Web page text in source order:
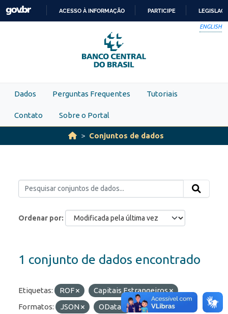
Skip to main content
PARA
O
CONTEÚDO
ACESSO À INFORMAÇÃO PARTICIPE
ENGLISH
Dados Perguntas Frequentes Tutoriais
Contato Sobre o Portal
Conjuntos de dados
Ordenar por
1 conjunto de dados encontrado
Etiquetas: ROF
Capitais Estrangeiros
Formatos:
JSON OData
Licenças: